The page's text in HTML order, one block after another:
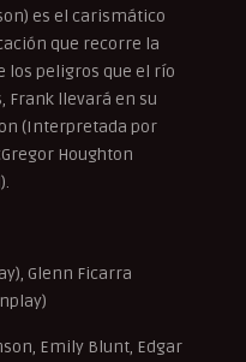
es el carismático
que recorre la
los peligros que el río
Frank llevará en su
(Interpretada por
Houghton
Glenn Ficarra
Emily Blunt, Edgar